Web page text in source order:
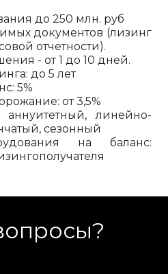
до 250 млн. руб
документов (лизинг
отчетности).
- от 1 до 10 дней.
до 5 лет
5%
от 3,5%
аннуитетный, линейно-
сезонный
на баланс: